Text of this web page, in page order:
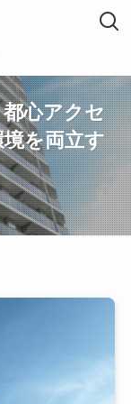
心アクセ
を両立す